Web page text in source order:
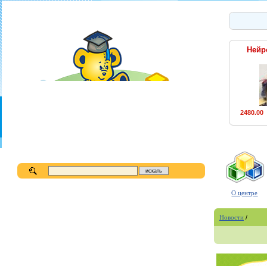
2480.00
О центре
Новости /